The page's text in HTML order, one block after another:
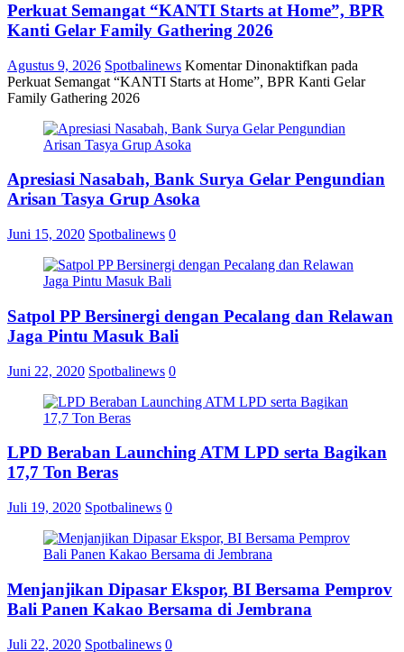
Perkuat Semangat “KANTI Starts at Home”, BPR
Kanti Gelar Family Gathering 2026
Agustus 9, 2026 Spotbalinews Komentar Dinonaktifkan pada
Perkuat Semangat “KANTI Starts at Home”, BPR Kanti Gelar
Family Gathering 2026
Apresiasi Nasabah, Bank Surya Gelar Pengundian
Arisan Tasya Grup Asoka
Juni 15, 2020 Spotbalinews 0
Satpol PP Bersinergi dengan Pecalang dan Relawan
Jaga Pintu Masuk Bali
Juni 22, 2020 Spotbalinews 0
LPD Beraban Launching ATM LPD serta Bagikan
17,7 Ton Beras
Juli 19, 2020 Spotbalinews 0
Menjanjikan Dipasar Ekspor, BI Bersama Pemprov
Bali Panen Kakao Bersama di Jembrana
Juli 22, 2020 Spotbalinews 0